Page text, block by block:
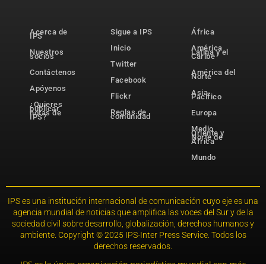
Acerca de
IPS
Nuestros
socios
Contáctenos
Apóyenos
¿Quieres
publicar
notas de
IPS?
Sigue a IPS
Inicio
Twitter
Facebook
Flickr
Reglas de
comunidad
África
América
Latina y el
Caribe
América del
Norte
Asia-
Pacífico
Europa
Medio
Oriente y
Norte de
África
Mundo
IPS es una institución internacional de comunicación cuyo eje es una
agencia mundial de noticias que amplifica las voces del Sur y de la
sociedad civil sobre desarrollo, globalización, derechos humanos y
ambiente. Copyright © 2025 IPS-Inter Press Service. Todos los
derechos reservados.